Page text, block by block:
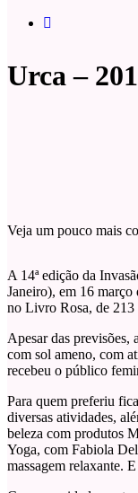
Urca –
Veja um pouco mais
A 14ª edição da
Janeiro), em 16 março
no Livro Rosa, de 213
Apesar das previsões,
com sol ameno, com
recebeu o público
Para quem preferiu
diversas atividades,
beleza com produtos
Yoga, com Fabiola
massagem relaxante.